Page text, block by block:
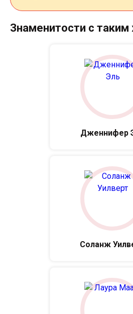
Знаменитости с
Дженнифер
Соланж